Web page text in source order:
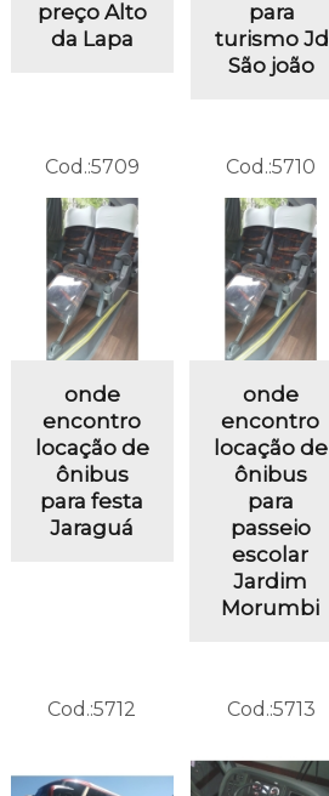
preço Alto
da Lapa
para
turismo Jd
São joão
Cod.:5709
onde
encontro
locação de
ônibus
para festa
Jaraguá
Cod.:5710
onde
encontro
locação de
ônibus
para
passeio
escolar
Jardim
Morumbi
Cod.:5712 Cod.:5713